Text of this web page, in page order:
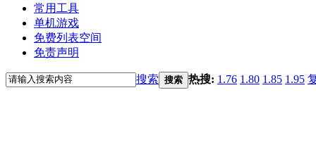
常用工具
单机游戏
免费列表空间
免责声明
搜索 搜索 热搜: 1.76 1.80 1.85 1.95